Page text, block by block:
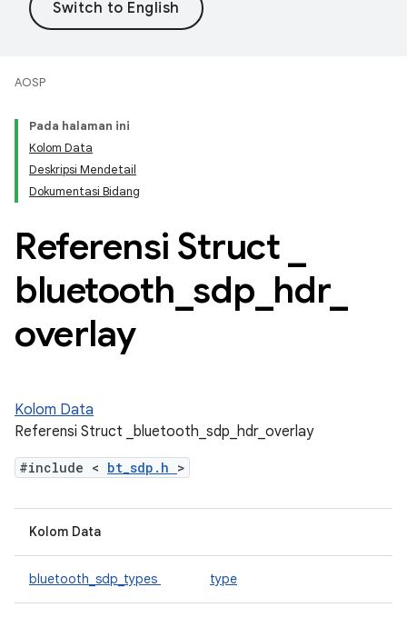
AOSP
Pada halaman ini
Kolom Data
Deskripsi Mendetail
Dokumentasi Bidang
Referensi Struct
bluetooth sdp hdr_
overlay
Kolom Data
Referensi Struct _bluetooth_sdp_hdr_overlay
#include < bt_sdp.h >
Kolom Data
bluetooth_sdp_types type